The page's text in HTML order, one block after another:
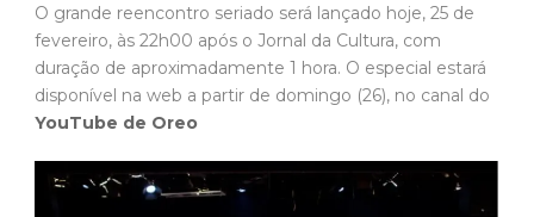
O grande reencontro seriado será lançado hoje, 25 de
fevereiro, às 22h00 após o Jornal da Cultura, com
duração de aproximadamente 1 hora. O especial estará
disponível na web a partir de domingo (26), no canal do
YouTube de Oreo